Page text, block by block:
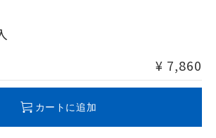
が混在する可能性があります。
い。
¥ 7,860
カートに追加